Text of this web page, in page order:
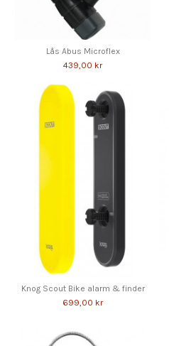
Lås Abus Microflex
439,00 kr
Knog Scout Bike alarm & finder
699,00 kr